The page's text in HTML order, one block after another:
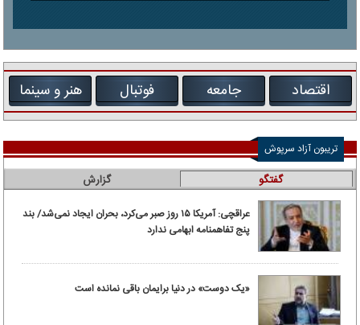
اقتصاد جامعه فوتبال هنر و سینما
تریبون آزاد سرپوش
گفتگو گزارش
عراقچی: آمریکا ۱۵ روز صبر می‌کرد، بحران ایجاد نمی‌شد/ بند
پنج تفاهمنامه ابهامی ندارد
«یک دوست» در دنیا برایمان باقی نمانده است